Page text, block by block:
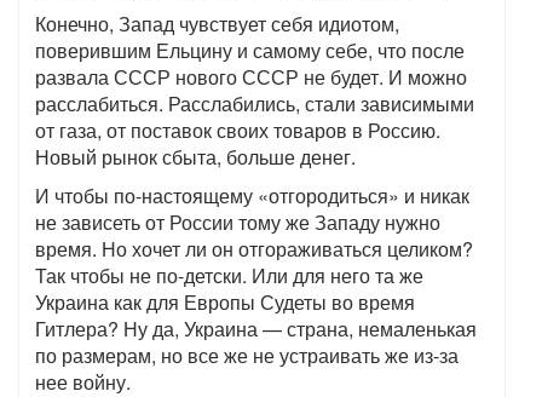
Конечно, Запад чувствует себя идиотом,
поверившим Ельцину и самому себе, что после
развала СССР нового СССР не будет. И можно
расслабиться. Расслабились, стали зависимыми
от газа, от поставок своих товаров в Россию.
Новый рынок сбыта, больше денег.
И чтобы по-настоящему «отгородиться» и никак
не зависеть от России тому же Западу нужно
время. Но хочет ли он отгораживаться целиком?
Так чтобы не по-детски. Или для него та же
Украина как для Европы Судеты во время
Гитлера? Ну да, Украина — страна, немаленькая
по размерам, но все же не устраивать же из-за
нее войну.